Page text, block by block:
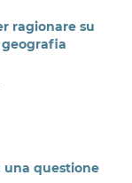
ragionare su
una questione